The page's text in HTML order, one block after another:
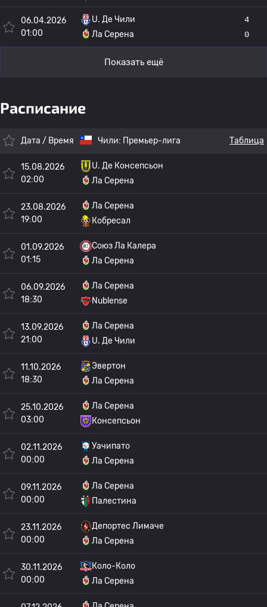
06.04.2026
01:00
U. Де Чили
Ла Серена
4
0
Показать ещё
Расписание
Дата / Время Чили: Премьер-лига Таблица
15.08.2026
02:00
U. Де Консепсьон
Ла Серена
23.08.2026
19:00
Ла Серена
Кобресал
01.09.2026
01:15
Союз Ла Калера
Ла Серена
06.09.2026
18:30
Ла Серена
Nublense
13.09.2026
21:00
Ла Серена
U. Де Чили
11.10.2026
18:30
Эвертон
Ла Серена
25.10.2026
03:00
Ла Серена
Консепсьон
02.11.2026
00:00
Уачипато
Ла Серена
09.11.2026
00:00
Ла Серена
Палестина
23.11.2026
00:00
Депортес Лимаче
Ла Серена
30.11.2026
00:00
Коло-Коло
Ла Серена